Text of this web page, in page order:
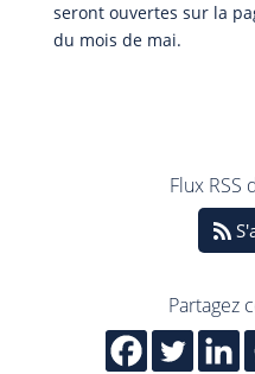
seront ouvertes sur la
du mois de mai.
Flux RSS
Partagez